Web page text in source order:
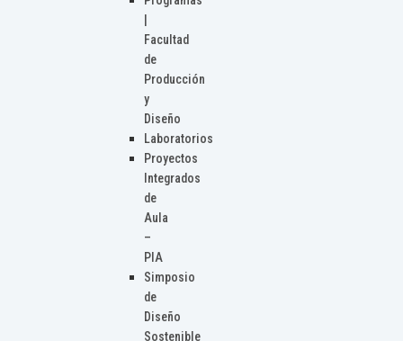
Facultad
de
Producción
y
Diseño
Laboratorios
Proyectos
Integrados
de
Aula
–
PIA
Simposio
de
Diseño
Sostenible